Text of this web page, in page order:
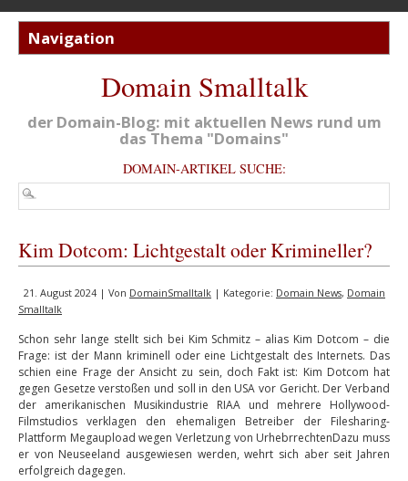
Domain Smalltalk
der Domain-Blog: mit aktuellen News rund um
das Thema "Domains"
DOMAIN-ARTIKEL SUCHE:
Kim Dotcom: Lichtgestalt oder Krimineller?
21. August 2024 | Von DomainSmalltalk | Kategorie: Domain News, Domain
Smalltalk
Schon sehr lange stellt sich bei Kim Schmitz – alias Kim Dotcom – die
Frage: ist der Mann kriminell oder eine Lichtgestalt des Internets. Das
schien eine Frage der Ansicht zu sein, doch Fakt ist: Kim Dotcom hat
gegen Gesetze verstoßen und soll in den USA vor Gericht. Der Verband
der amerikanischen Musikindustrie RIAA und mehrere Hollywood-
Filmstudios verklagen den ehemaligen Betreiber der Filesharing-
Plattform Megaupload wegen Verletzung von UrhebrrechtenDazu muss
er von Neuseeland ausgewiesen werden, wehrt sich aber seit Jahren
erfolgreich dagegen.